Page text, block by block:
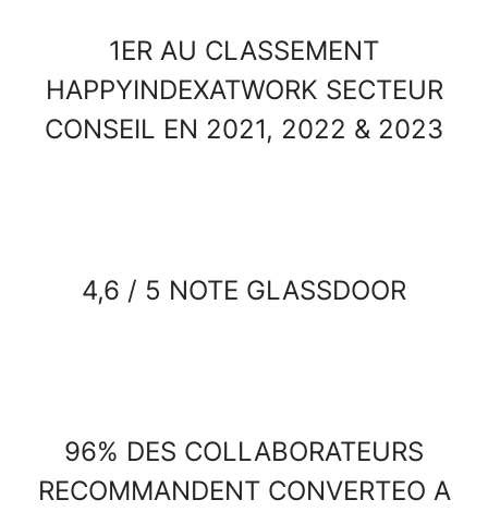
1ER AU CLASSEMENT
HAPPYINDEXATWORK SECTEUR
CONSEIL EN 2021, 2022 & 2023
4,6 / 5 NOTE GLASSDOOR
96% DES COLLABORATEURS
RECOMMANDENT CONVERTEO A